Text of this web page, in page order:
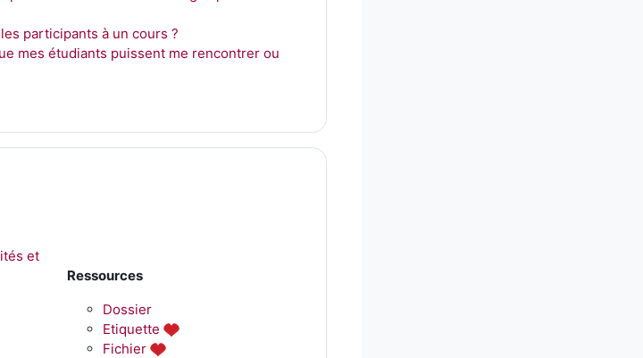
participants à un cours ?
mes étudiants puissent me rencontrer ou
et
Ressources
Dossier
Etiquette
Fichier